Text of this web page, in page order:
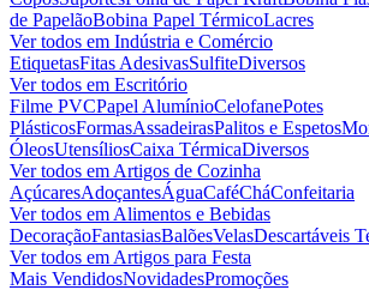
de PapelãoBobina Papel TérmicoLacres
Ver todos em Indústria e Comércio
EtiquetasFitas AdesivasSulfiteDiversos
Ver todos em Escritório
Filme PVCPapel AlumínioCelofanePotes
PlásticosFormasAssadeirasPalitos e Espetos
ÓleosUtensíliosCaixa TérmicaDiversos
Ver todos em Artigos de Cozinha
AçúcaresAdoçantesÁguaCaféCháConfeitaria
Ver todos em Alimentos e Bebidas
DecoraçãoFantasiasBalõesVelasDescartáveis
Ver todos em Artigos para Festa
Mais VendidosNovidadesPromoções